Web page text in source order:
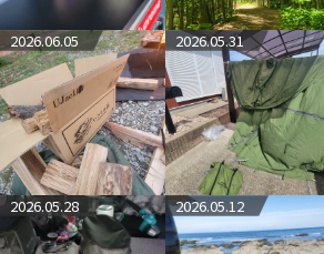
↓↓
目先としては、
ポルシェ(スポーツタイプ)を購入し、
ポルシェでキャンプへ行くことだ
(今の現状では厳しいが、目標は高く)
2026.06.05 2026.05.31
2026.05.28 2026.05.12